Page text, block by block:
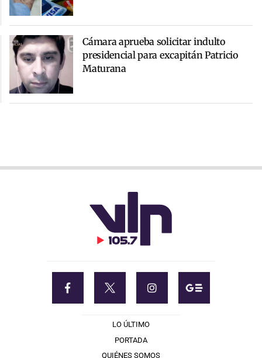
Cámara aprueba solicitar indulto
presidencial para excapitán Patricio
Maturana
LO ÚLTIMO
PORTADA
QUIÉNES SOMOS